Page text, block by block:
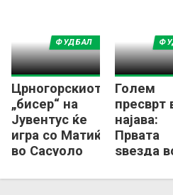
Црногорскиот
„бисер“ на
Јувентус ќе
игра со Матиќ
во Сасуоло
ФУДБАЛ
Голем
пресврт
најава:
Првата
ѕвезда
понуди